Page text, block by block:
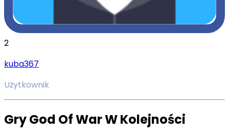
2
kuba367
Użytkownik
Gry God Of War W Kolejności